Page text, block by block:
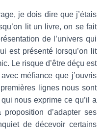
je dois dire que j’étais
lit un livre, on se fait
de l’univers qui
est présenté lorsqu’on lit
Le risque d’être déçu est
méfiance que j’ouvris
lignes nous sont
nous exprime ce qu’il a
d’adapter ses
de décevoir certains